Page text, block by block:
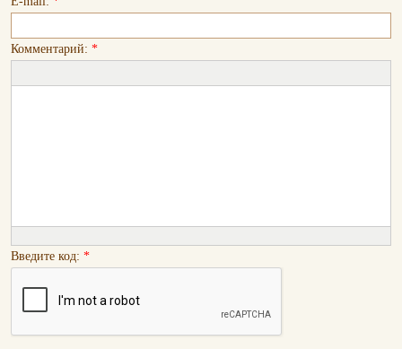
Комментарий: *
Введите код: *